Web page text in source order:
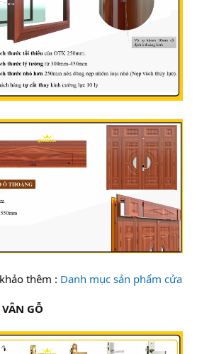
thêm : Danh mục sản phẩm cửa
GỖ